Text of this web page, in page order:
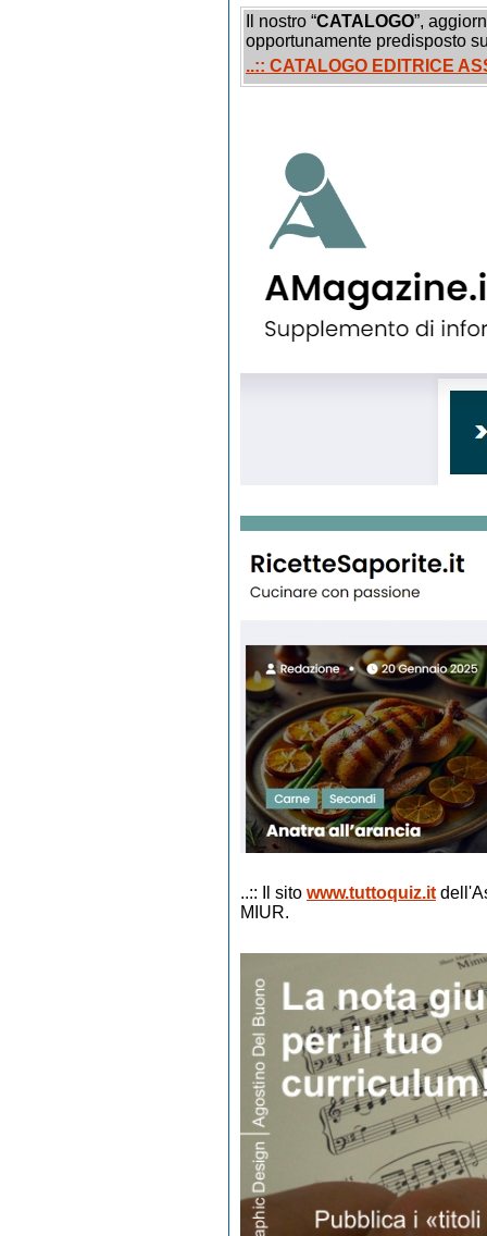
Il nostro “CATALOGO”,
opportunamente predisposto
..:: CATALOGO EDITRICE
..:: Il sito www.tuttoquiz.it
MIUR.